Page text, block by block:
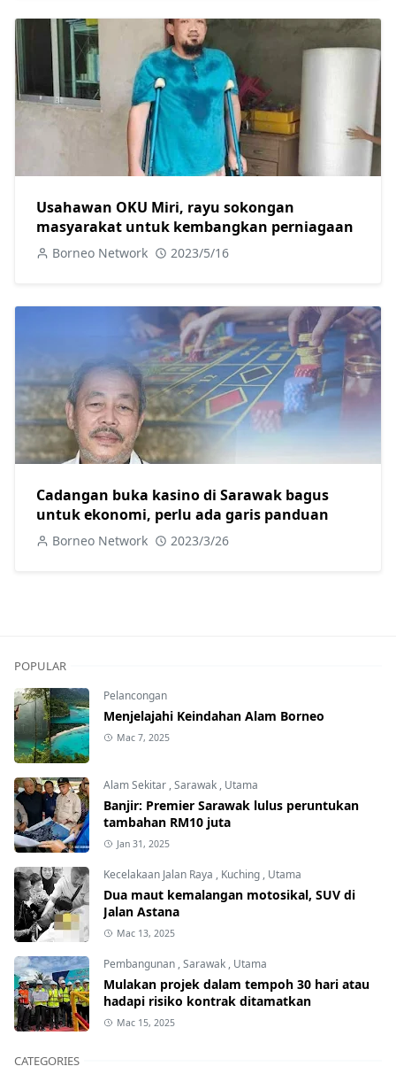
Usahawan OKU Miri, rayu sokongan
masyarakat untuk kembangkan perniagaan
Borneo Network 2023/5/16
Cadangan buka kasino di Sarawak bagus
untuk ekonomi, perlu ada garis panduan
Borneo Network 2023/3/26
POPULAR
Pelancongan
Menjelajahi Keindahan Alam Borneo
Mac 7, 2025
Alam Sekitar ,Sarawak , Utama
Banjir: Premier Sarawak lulus peruntukan
tambahan RM10 juta
Jan 31, 2025
Kecelakaan Jalan Raya , Kuching , Utama
Dua maut kemalangan motosikal, SUV di
Jalan Astana
Mac 13, 2025
Pembangunan ,Sarawak , Utama
Mulakan projek dalam tempoh 30 hari atau
hadapi risiko kontrak ditamatkan
Mac 15, 2025
CATEGORIES